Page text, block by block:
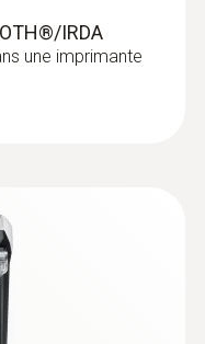
IRDA
une imprimante